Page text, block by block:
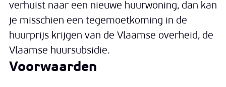
verhuist naar een nieuwe huurwoning, dan kan
je misschien een tegemoetkoming in de
huurprijs krijgen van de Vlaamse overheid, de
Vlaamse huursubsidie.
Voorwaarden